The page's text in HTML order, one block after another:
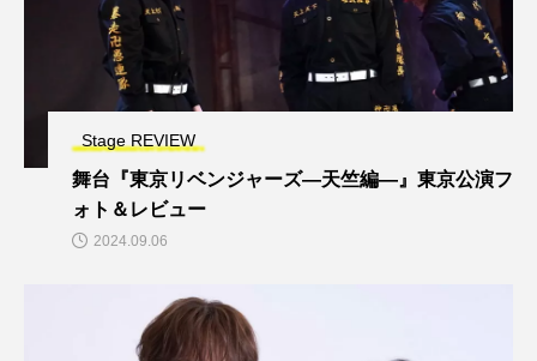
Stage REVIEW
舞台『東京リベンジャーズ―天竺編―』東京公演フ
ォト＆レビュー
2024.09.06